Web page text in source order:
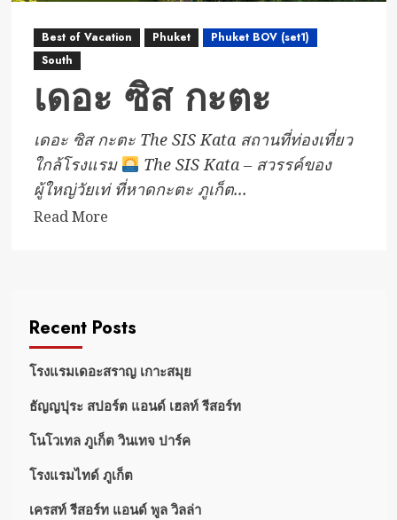
Best of Vacation Phuket
Phuket BOV (set1)
South
เดอะ ซิส กะตะ
เดอะ ซิส กะตะ The SIS Kata สถานที่ท่องเที่ยว
ใกล้โรงแรม
The SIS Kata – สวรรค์ของ
ผู้ใหญ่วัยเท่ ที่หาดกะตะ ภูเก็ต...
Read MoreRead
กะตะ
Recent Posts
โรงแรมเดอะสราญ เกาะสมุย
ธัญญปุระ สปอร์ต แอนด์ เฮลท์ รีสอร์ท
โนโวเทล ภูเก็ต วินเทจ ปาร์ค
โรงแรมไทด์ ภูเก็ต
เครสท์ รีสอร์ท แอนด์ พูล วิลล่า